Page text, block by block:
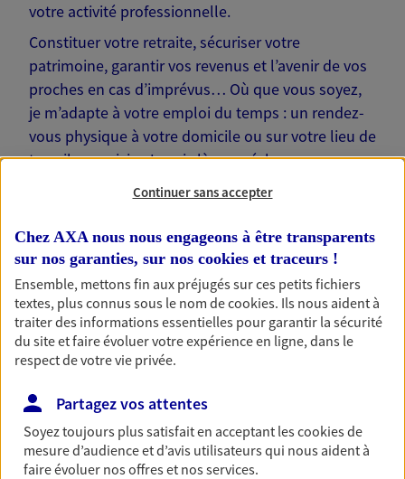
votre activité professionnelle.
Constituer votre retraite, sécuriser votre
patrimoine, garantir vos revenus et l’avenir de vos
proches en cas d’imprévus… Où que vous soyez,
je m’adapte à votre emploi du temps : un rendez-
vous physique à votre domicile ou sur votre lieu de
travail, une visio. Je suis là pour échanger avec
Nos offres phares
Réalisez vos projets grâce à votre épargne : achat
immobilier, études des enfants ou voyage autour
du monde… Épargnez à votre rythme et
simplement, selon votre profil.
Continuer sans accepter
Chez AXA nous nous engageons à être transparents
sur nos garanties, sur nos cookies et traceurs !
Ensemble, mettons fin aux préjugés sur ces petits fichiers
textes, plus connus sous le nom decookies. Ils nous aident à
traiter des informations essentielles pour garantir la sécurité
du site et faire évoluer votre expérience en ligne, dans le
respect de votre vie privée.
Partagez vos attentes
Soyez toujours plus satisfait en acceptant lescookiesde
mesure d’audience et d’avis utilisateurs qui nous aident à
faire évoluer nos offres et nos services.